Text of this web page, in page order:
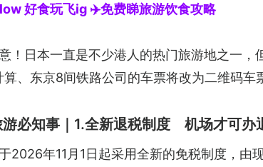
好食玩飞ig ✈️免费睇旅游饮食攻略
！日本一直是不少港人的热门旅游地之一
算、东京8间铁路公司的车票将改为二维码车
游必知事｜1.全新退税制度 机场才可办
2026年11月1日起采用全新的免税制度，